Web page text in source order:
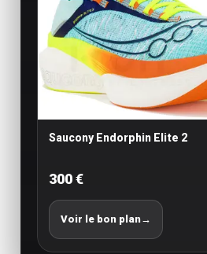
Saucony Endorphin Elite 2
300 €
Voir le bon plan→